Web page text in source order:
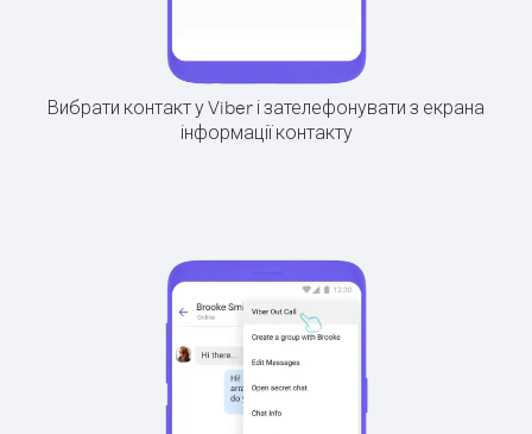
Вибрати контакт у Viber і зателефонувати з екрана
інформації контакту